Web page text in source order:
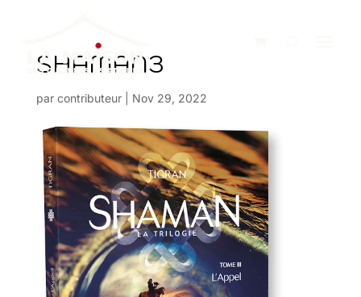
SHAMAN3
par contributeur| Nov 29, 2022